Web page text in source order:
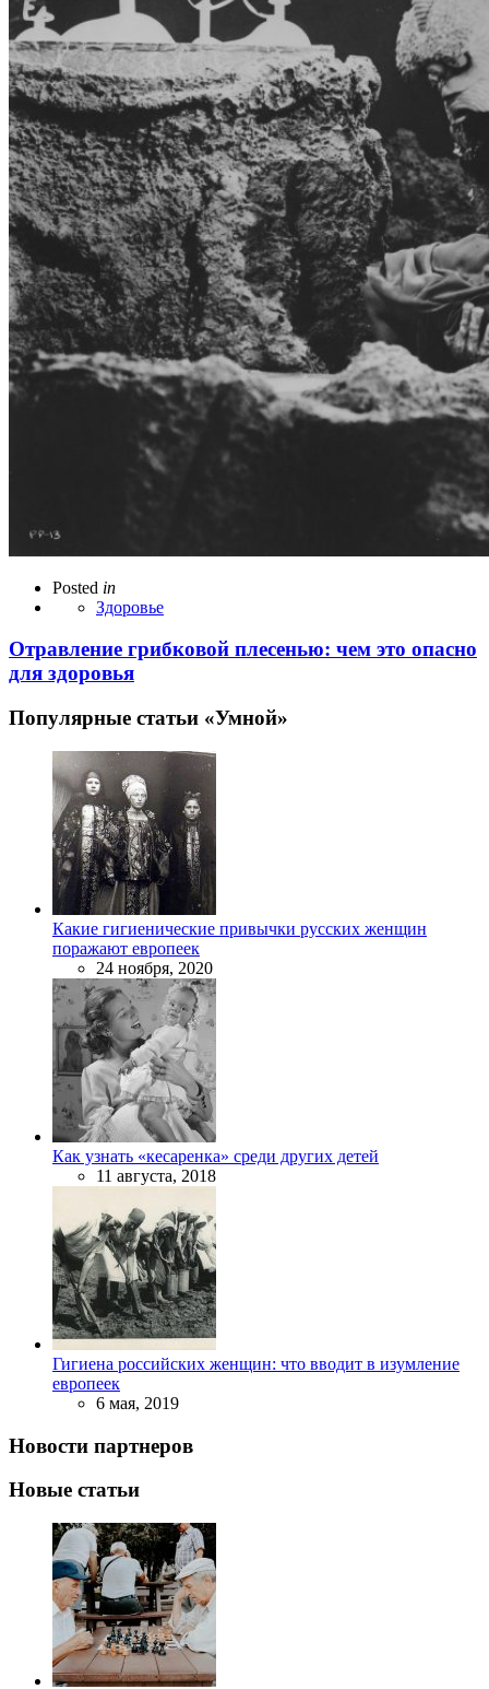
Posted in
Здоровье
Отравление грибковой плесенью: чем это опасно
для здоровья
Популярные статьи «Умной»
Какие гигиенические привычки русских женщин
поражают европеек
24 ноября, 2020
Как узнать «кесаренка» среди других детей
11 августа, 2018
Гигиена российских женщин: что вводит в изумление
европеек
6 мая, 2019
Новости партнеров
Новые статьи